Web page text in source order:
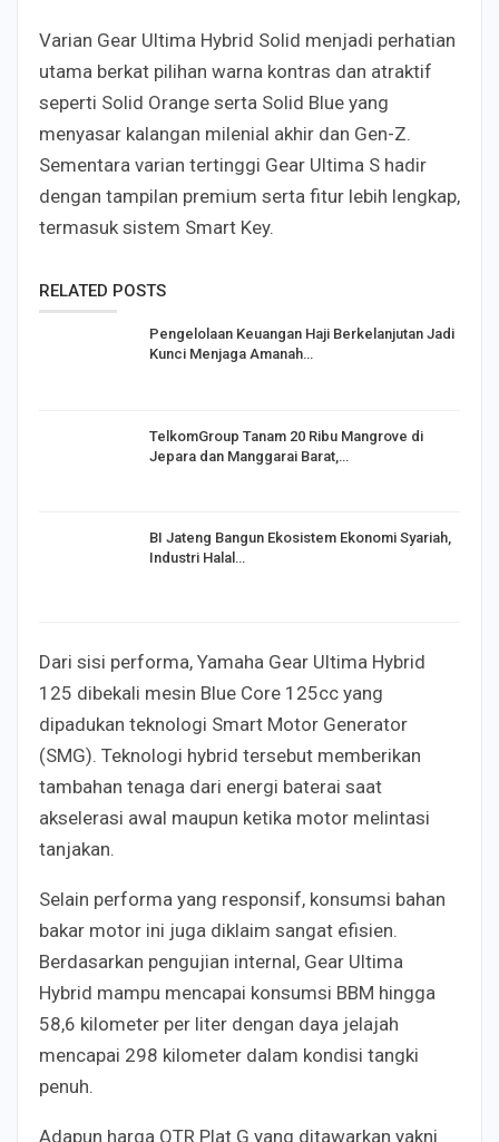
Varian Gear Ultima Hybrid Solid menjadi perhatian
utama berkat pilihan warna kontras dan atraktif
seperti Solid Orange serta Solid Blue yang
menyasar kalangan milenial akhir dan Gen-Z.
Sementara varian tertinggi Gear Ultima S hadir
dengan tampilan premium serta fitur lebih lengkap,
termasuk sistem Smart Key.
RELATED POSTS
Pengelolaan Keuangan Haji Berkelanjutan Jadi
Kunci Menjaga Amanah…
TelkomGroup Tanam 20 Ribu Mangrove di
Jepara dan Manggarai Barat,…
BI Jateng Bangun Ekosistem Ekonomi Syariah,
Industri Halal…
Dari sisi performa, Yamaha Gear Ultima Hybrid
125 dibekali mesin Blue Core 125cc yang
dipadukan teknologi Smart Motor Generator
(SMG). Teknologi hybrid tersebut memberikan
tambahan tenaga dari energi baterai saat
akselerasi awal maupun ketika motor melintasi
tanjakan.
Selain performa yang responsif, konsumsi bahan
bakar motor ini juga diklaim sangat efisien.
Berdasarkan pengujian internal, Gear Ultima
Hybrid mampu mencapai konsumsi BBM hingga
58,6 kilometer per liter dengan daya jelajah
mencapai 298 kilometer dalam kondisi tangki
penuh.
Adapun harga OTR Plat G yang ditawarkan yakni